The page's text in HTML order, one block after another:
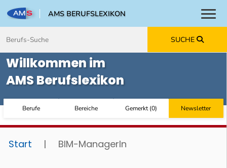
AMS BERUFSLEXIKON
SUCHE
Willkommen im
AMS Berufslexikon
Berufe Bereiche Gemerkt(0) Newsletter
Start | BIM-ManagerIn